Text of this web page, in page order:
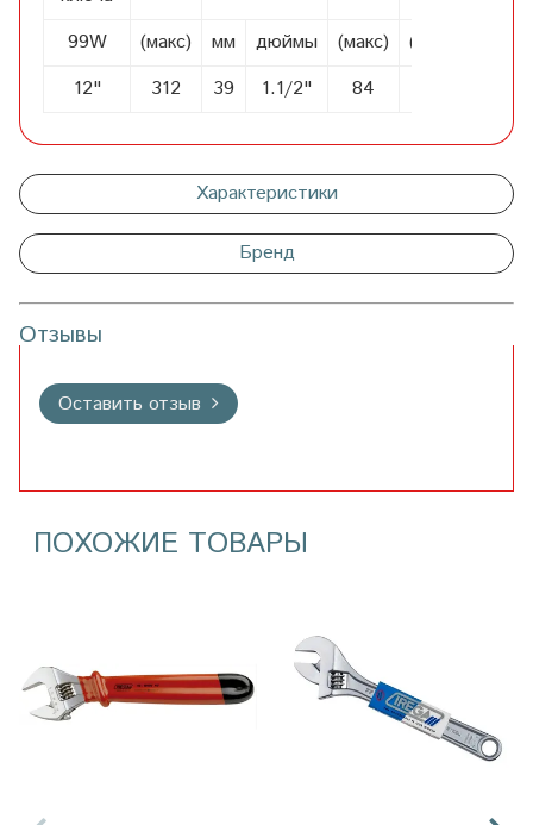
99W (макс) мм дюймы (макс) (макс)
12"
312 39 1.1/2" 84
Характеристики
Бренд
Отзывы
Оставить отзыв
ПОХОЖИЕ ТОВАРЫ